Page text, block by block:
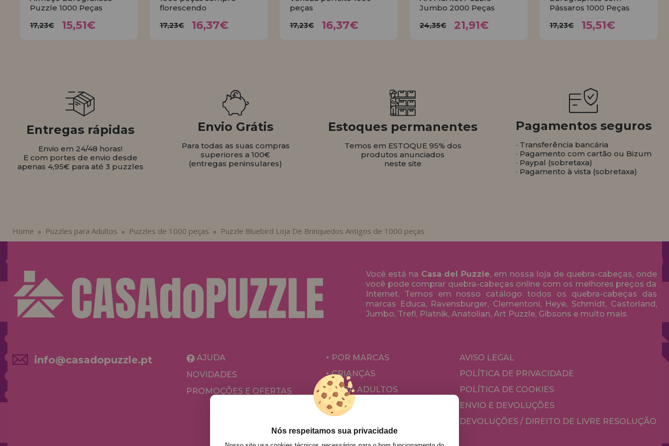
Puzzle 1000 Peças
17,23€ 15,51€
florescendo
17,23€ 16,37€
peças
17,23€ 16,37€
Jumbo 2000 Peças
24,35€ 21,91€
Pássaros 1000 Peças
17,23€ 15,51€
Entregas rápidas
Envio em 24/48 horas!
E com portes de envio desde
apenas 4,95€ para até 3 puzzles
Envio Grátis
Para todas as suas compras
superiores a 100€
(entregas peninsulares)
Estoques permanentes
Temos em ESTOQUE 95% dos
produtos anunciados
neste site
Pagamentos seguros
· Transferência bancária
· Pagamento com cartão ou Bizum
· Paypal (sobretaxa)
· Pagamento à vista (sobretaxa)
Home » Puzzles para Adultos » Puzzles de 1000 peças » Puzzle Bluebird Loja De Brinquedos Antigos de 1000 peças
Você está na Casa del Puzzle, em nossa loja de quebra-cabeças, onde
você pode comprar quebra-cabeças online com os melhores preços da
Internet. Temos em nosso catálogo todos os quebra-cabeças das
marcas Educa, Ravensburger, Clementoni, Heye, Schmidt, Castorland,
Jumbo, Trefl, Piatnik, Anatolian, Art Puzzle, Gibsons e muito mais.
info@casadopuzzle.pt
AJUDA
NOVIDADES
PROMOÇÕES E OFERTAS
POR MARCAS
CRIANÇAS
PARA ADULTOS
POR AUTORES
JOGOS DE TABULEIRO
AVISO LEGAL
POLÍTICA DE PRIVACIDADE
POLÍTICA DE COOKIES
ENVIO E DEVOLUÇÕES
DEVOLUÇÕES / DIREITO DE LIVRE RESOLUÇÃO
Nós respeitamos sua privacidade